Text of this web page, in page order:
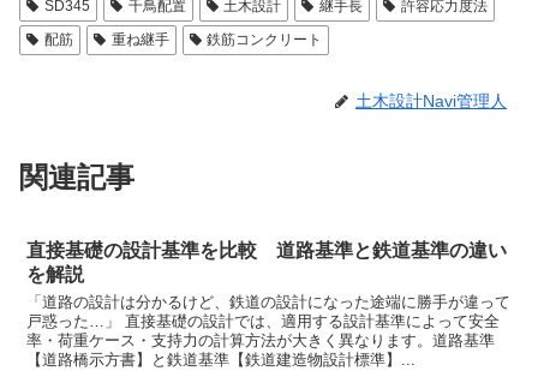
SD345 千鳥配置 土木設計 継手長
許容応力度法
配筋
重ね継手 鉄筋コンクリート
土木設計Navi管理人
関連記事
直接基礎の設計基準を比較 道路基準と鉄道基準の違い
を解説
「道路の設計は分かるけど、鉄道の設計になった途端に勝手が違って
戸惑った…」 直接基礎の設計では、適用する設計基準によって安全
率・荷重ケース・支持力の計算方法が大きく異なります。道路基準
【道路橋示方書】と鉄道基準【鉄道建造物設計標準】...